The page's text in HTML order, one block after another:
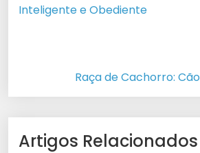
Inteligente e Obediente
Raça de Cachorro:
Artigos Relacionados